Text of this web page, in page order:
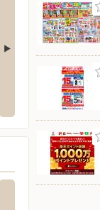
しまむら/鹿島台店
長字内ノ浦121-3